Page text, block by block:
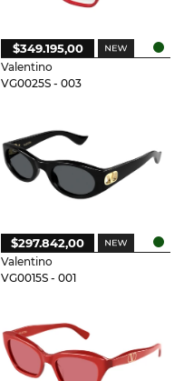
Valentino
VG0025S - 003
$349.195,00
Valentino
VG0015S - 001
$297.842,00